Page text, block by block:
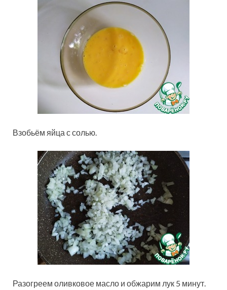
Взобьём яйца с солью.
Разогреем оливковое масло и обжарим лук 5 минут.